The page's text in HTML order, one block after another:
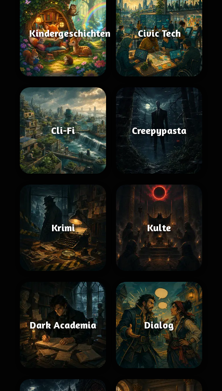
Kindergeschichten Civic Tech
Cli-Fi Creepypasta
Krimi Kulte
Dark Academia Dialog